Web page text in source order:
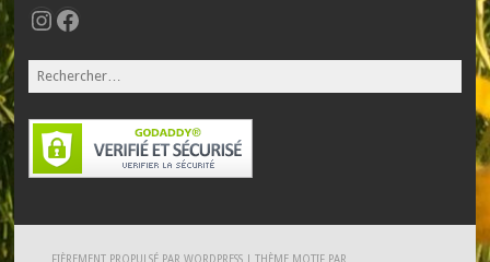
FIÈREMENT PROPULSÉ PAR WORDPRESS |THÈME MOTIF PAR